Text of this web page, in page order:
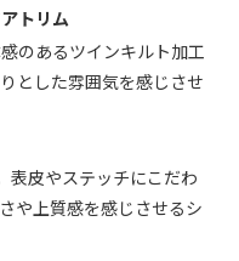
トリム
のあるツインキルト加工
とした雰囲気を感じさせ
表皮やステッチにこだわ
や上質感を感じさせるシ